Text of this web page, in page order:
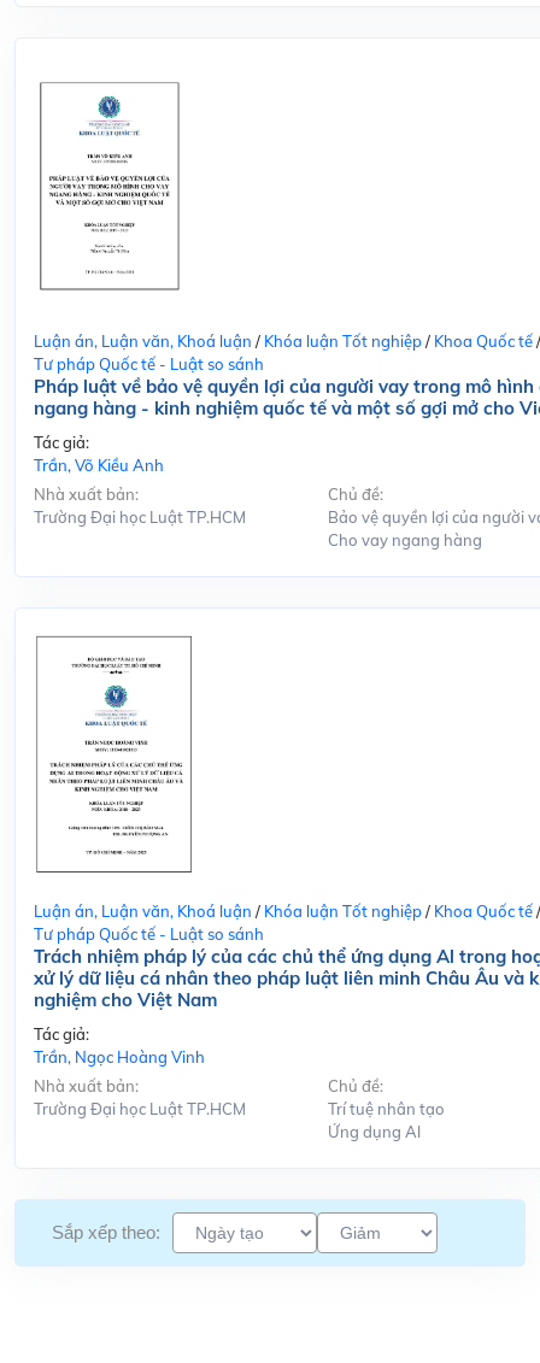
Luận án, Luận văn, Khoá luận / Khóa luận Tốt nghiệp/ Khoa Quốc tế/
Tư pháp Quốc tế - Luật so sánh
Pháp luật về bảo vệ quyền lợi của người vay trong mô hình
ngang hàng - kinh nghiệm quốc tế và một số gợi mở cho
Tác giả:
Trần, Võ Kiều Anh
Nhà xuất bản:
Trường Đại học Luật TP.HCM
Chủ đề:
Bảo vệ quyền lợi của người
Cho vay ngang hàng
Luận án, Luận văn, Khoá luận / Khóa luận Tốt nghiệp/ Khoa Quốc tế/
Tư pháp Quốc tế - Luật so sánh
Trách nhiệm pháp lý của các chủ thể ứng dụng Al trong
xử lý dữ liệu cá nhân theo pháp luật liên minh Châu Âu và
nghiệm cho Việt Nam
Tác giả:
Trần, Ngọc Hoàng Vinh
Nhà xuất bản:
Trường Đại học Luật TP.HCM
Chủ đề:
Trí tuệ nhân tạo
Ứng dụng Al
Sắp xếp theo: